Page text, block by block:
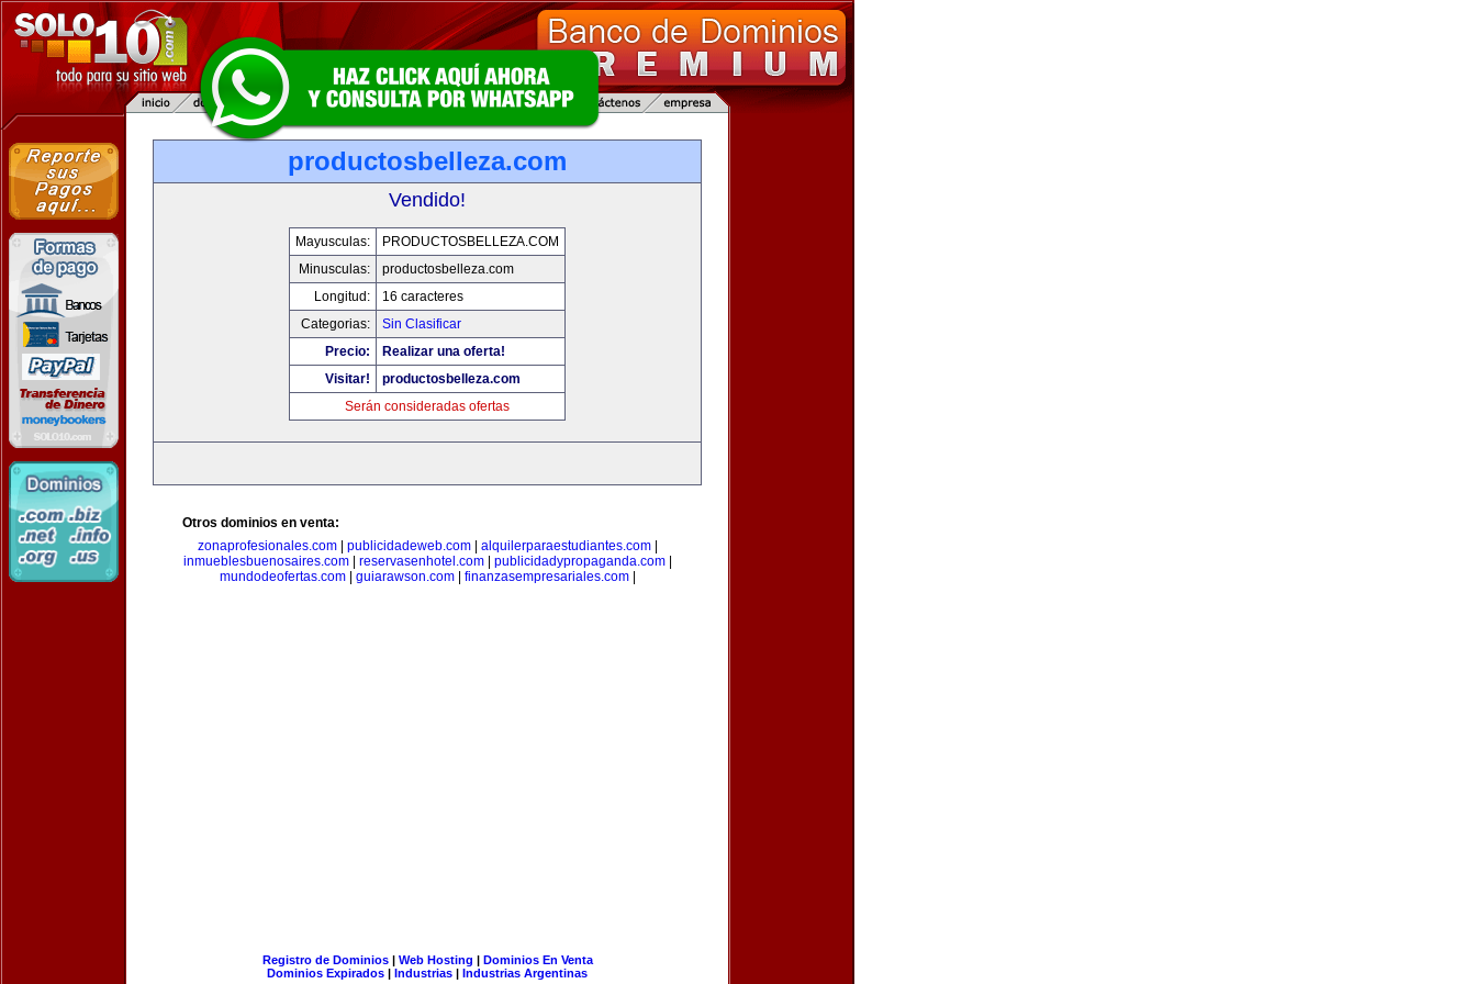
productosbelleza.com
Vendido!
Mayusculas:
PRODUCTOSBELLEZA.COM
Minusculas:
productosbelleza.com
Longitud:
16 caracteres
Categorias:
Sin Clasificar
Precio:
Realizar una oferta!
Visitar!
productosbelleza.com
Serán consideradas ofertas
Otros dominios en venta:
zonaprofesionales.com| publicidadeweb.com| alquilerparaestudiantes.com|
inmueblesbuenosaires.com| reservasenhotel.com| publicidadypropaganda.com|
mundodeofertas.com| guiarawson.com| finanzasempresariales.com|
Registro de Dominios| Web Hosting | Dominios En Venta
Dominios Expirados | Industrias | Industrias Argentinas